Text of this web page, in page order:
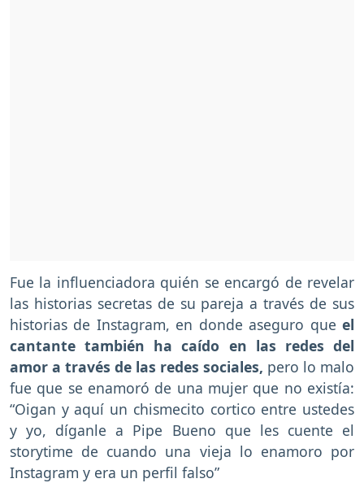
Fue la influenciadora quién se encargó de revelar
las historias secretas de su pareja a través de sus
historias de Instagram, en donde aseguro que el
cantante también ha caído en las redes del
amor a través de las redes sociales, pero lo malo
fue que se enamoró de una mujer que no existía:
“Oigan y aquí un chismecito cortico entre ustedes
y yo, díganle a Pipe Bueno que les cuente el
storytime de cuando una vieja lo enamoro por
Instagram y era un perfil falso”